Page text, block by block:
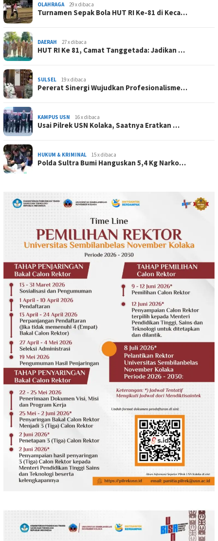
OLAHRAGA 29 x dibaca
Turnamen Sepak Bola HUT RI Ke-81 di Keca…
DAERAH 27 x dibaca
HUT RI Ke 81, Camat Tanggetada: Jadikan …
SULSEL 19 x dibaca
Pererat Sinergi Wujudkan Profesionalisme…
KAMPUS USN 16 x dibaca
Usai Pilrek USN Kolaka, Saatnya Eratkan …
HUKUM & KRIMINAL 15 x dibaca
Polda Sultra Bumi Hanguskan 5,4 Kg Narko…